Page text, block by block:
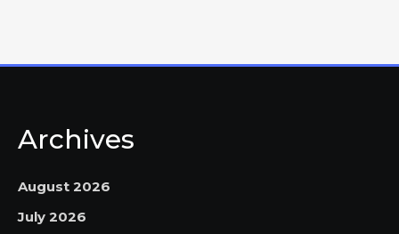
Archives
August 2026
July 2026